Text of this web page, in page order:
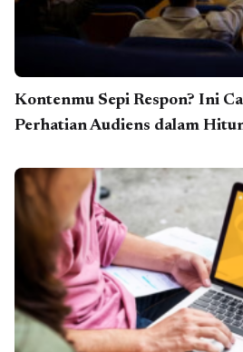
Kontenmu Sepi Respon? Ini
Perhatian Audiens dalam